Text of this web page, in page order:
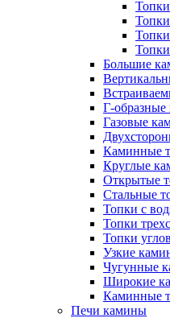
Большие
Г-
Газовые
Каминные
Круглые
Открытые
Стальные
Топки с
Топки
Топки
Узкие
Чугунные
Широкие
Каминные
Печи камины